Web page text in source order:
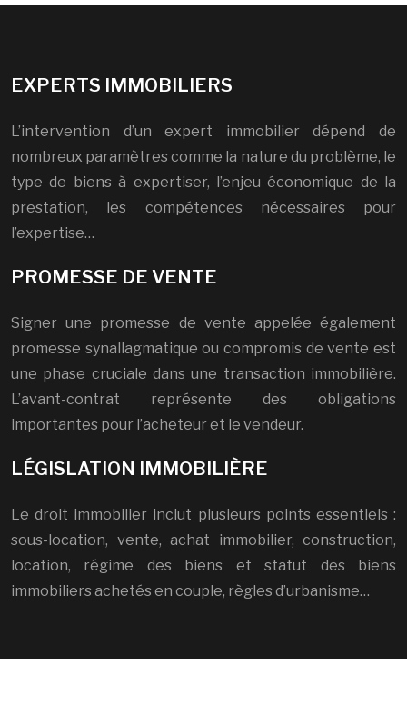
EXPERTS IMMOBILIERS
L’intervention d’un expert immobilier dépend de
nombreux paramètres comme la nature du problème, le
type de biens à expertiser, l’enjeu économique de la
prestation, les compétences nécessaires pour
l’expertise…
PROMESSE DE VENTE
Signer une promesse de vente appelée également
promesse synallagmatique ou compromis de vente est
une phase cruciale dans une transaction immobilière.
L’avant-contrat représente des obligations
importantes pour l’acheteur et le vendeur.
LÉGISLATION IMMOBILIÈRE
Le droit immobilier inclut plusieurs points essentiels :
sous-location, vente, achat immobilier, construction,
location, régime des biens et statut des biens
immobiliers achetés en couple, règles d’urbanisme…